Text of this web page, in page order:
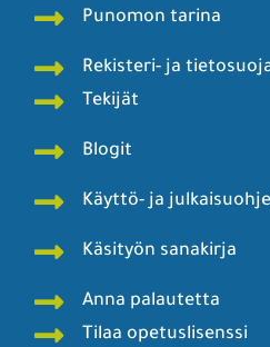
Punomon tarina
Rekisteri- ja
Tekijät
Blogit
Käyttö- ja
Käsityön sanakirja
Anna palautetta
Tilaa opetuslisenssi